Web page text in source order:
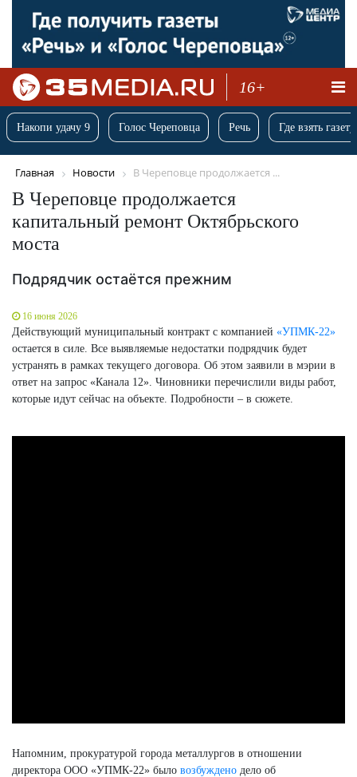
16+
Накопи удачу 9 Голос Череповца Речь Где взять
Главная Новости В Череповце продолжается ...
В Череповце продолжается
капитальный ремонт Октябрьского
моста
Подрядчик остаётся прежним
16 июня 2026
Действующий муниципальный контракт с компанией «УПМК-22»
остается в силе. Все выявляемые недостатки подрядчик будет
устранять в рамках текущего договора. Об этом заявили в мэрии в
ответ на запрос «Канала 12». Чиновники перечислили виды работ,
которые идут сейчас на объекте. Подробности – в сюжете.
Напомним, прокуратурой города металлургов в отношении
директора ООО «УПМК-22» было возбуждено дело об